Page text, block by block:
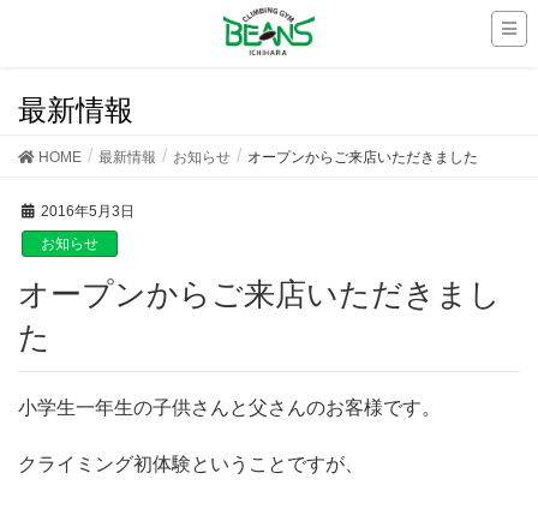
最新情報
HOME 最新情報 お知らせ オープンからご来店いただきました
2016年5月3日
お知らせ
オープンからご来店いただきまし
た
小学生一年生の子供さんと父さんのお客様です。
クライミング初体験ということですが、